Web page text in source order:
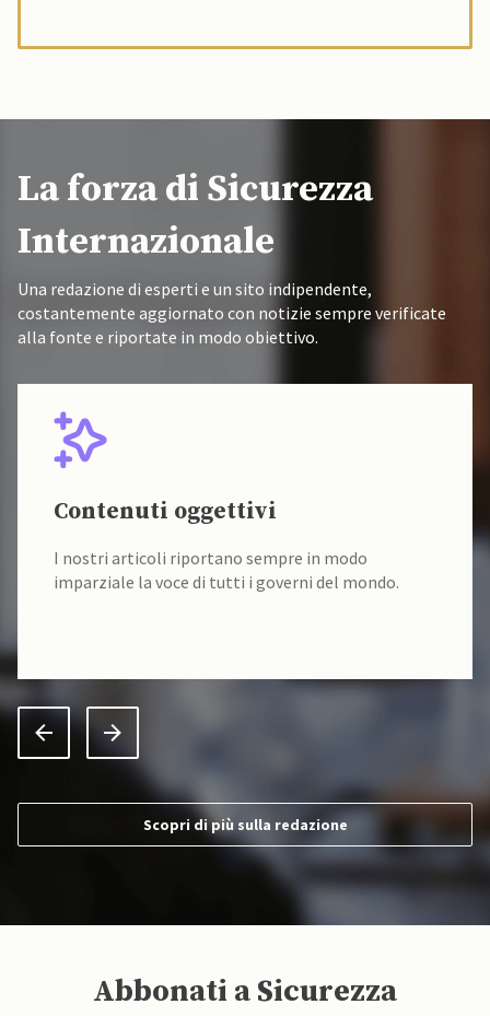
La forza di Sicurezza
Internazionale
Una redazione di esperti e un sito indipendente,
costantemente aggiornato con notizie sempre verificate
alla fonte e riportate in modo obiettivo.
Contenuti oggettivi
I nostri articoli riportano sempre in modo
imparziale la voce di tutti i governi del mondo.
Scopri di più sulla redazione
Abbonati a Sicurezza